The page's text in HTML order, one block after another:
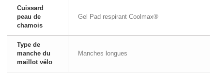
Cuissard
peau de
chamois
Gel Pad respirant Coolmax®
Type de
manche du
maillot vélo
Manches longues